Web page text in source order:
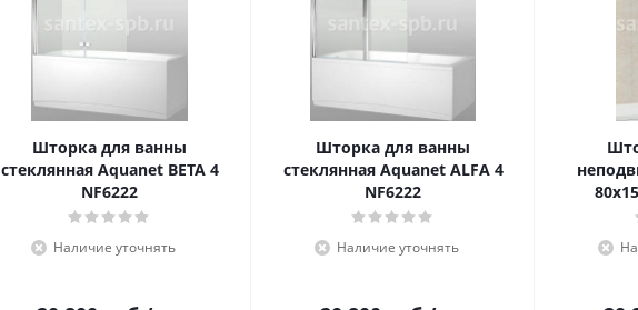
Шторка для ванны
стеклянная Aquanet BETA 4
NF6222
Наличие уточнять
Шторка для ванны
стеклянная Aquanet ALFA 4
NF6222
Наличие уточнять